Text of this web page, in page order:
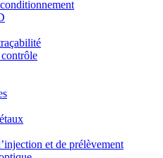
et de prélèvement